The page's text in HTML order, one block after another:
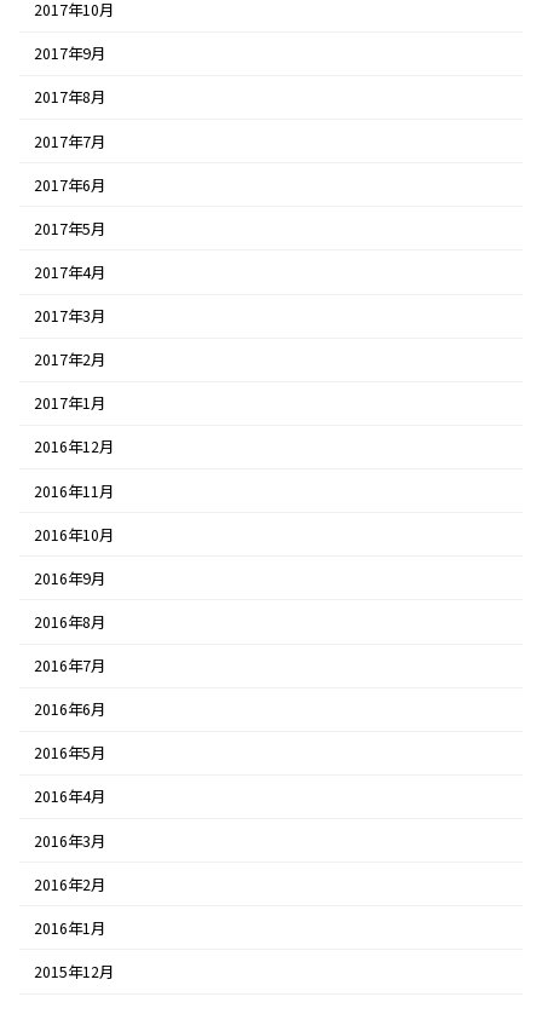
2017年10月
2017年9月
2017年8月
2017年7月
2017年6月
2017年5月
2017年4月
2017年3月
2017年2月
2017年1月
2016年12月
2016年11月
2016年10月
2016年9月
2016年8月
2016年7月
2016年6月
2016年5月
2016年4月
2016年3月
2016年2月
2016年1月
2015年12月